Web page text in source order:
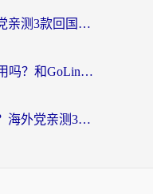
穿梭和秒连哪个好？海外党亲测3款回国加速器，教你在国外正常浏览国内网站
海外党必看：云极VPN好用吗？和GoLinkVPN对比哪个回国效果更好？附真实体验指南
雷神手游和柠檬鲸好用吗？海外党亲测3款回国加速器，教你避开破解VPN坑